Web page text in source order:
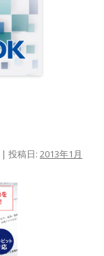
| 投稿日: 2013年1月